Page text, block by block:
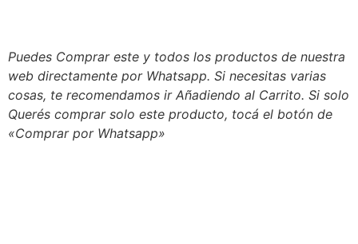
Puedes Comprar este y todos los productos de nuestra
web directamente por Whatsapp. Si necesitas varias
cosas, te recomendamos ir Añadiendo al Carrito. Si solo
Querés comprar solo este producto, tocá el botón de
«Comprar por Whatsapp»